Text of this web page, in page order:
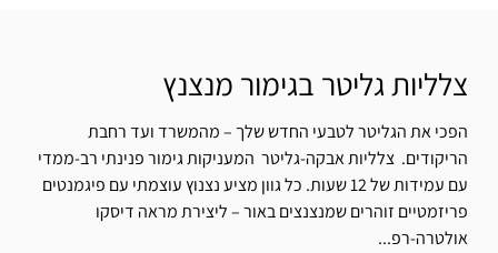
צלליות גליטר בגימור מנצנץ
הפכי את הגליטר לטבעי החדש שלך – מהמשרד ועד רחבת
הריקודים. צלליות אבקה-גליטר המעניקות גימור פנינתי רב-ממדי
עם עמידות של 12 שעות. כל גוון מציע נצנוץ עוצמתי עם פיגמנטים
פריזמטיים זוהרים שמנצנצים באור – ליצירת מראה דיסקו
אולטרה-רפ...